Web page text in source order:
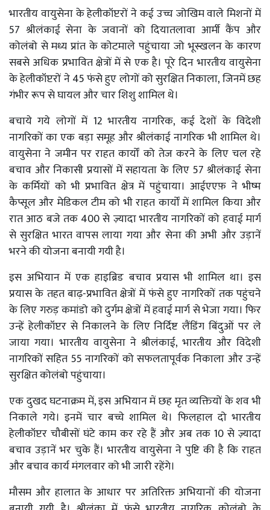
भारतीय वायुसेना के हेलीकॉप्टरों ने कई उच्च जोखिम वाले मिशनों में
57 श्रीलंकाई सेना के जवानों को दियातलावा आर्मी कैंप और
कोलंबो से मध्य प्रांत के कोटमाले पहुंचाया जो भूस्खलन के कारण
सबसे अधिक प्रभावित क्षेत्रों में से एक है। पूरे दिन भारतीय वायुसेना
के हेलीकॉप्टरों ने 45 फंसे हुए लोगों को सुरक्षित निकाला, जिनमें छह
गंभीर रूप से घायल और चार शिशु शामिल थे।
बचाये गये लोगों में 12 भारतीय नागरिक, कई देशों के विदेशी
नागरिकों का एक बड़ा समूह और श्रीलंकाई नागरिक भी शामिल थे।
वायुसेना ने जमीन पर राहत कार्यों को तेज करने के लिए चल रहे
बचाव और निकासी प्रयासों में सहायता के लिए 57 श्रीलंकाई सेना
के कर्मियों को भी प्रभावित क्षेत्र में पहुंचाया। आईएएफ़ ने भीष्म
कैप्सूल और मेडिकल टीम को भी राहत कार्यों में शामिल किया और
रात आठ बजे तक 400 से ज़्यादा भारतीय नागरिकों को हवाई मार्ग
से सुरक्षित भारत वापस लाया गया और सेना की अभी और उड़ानें
भरने की योजना बनायी गयी है।
इस अभियान में एक हाइब्रिड बचाव प्रयास भी शामिल था। इस
प्रयास के तहत बाढ़-प्रभावित क्षेत्रों में फंसे हुए नागरिकों तक पहुंचने
के लिए गरुड़ कमांडो को दुर्गम क्षेत्रों में हवाई मार्ग से भेजा गया। फिर
उन्हें हेलीकॉप्टर से निकालने के लिए निर्दिष्ट लैंडिंग बिंदुओं पर ले
जाया गया। भारतीय वायुसेना ने श्रीलंकाई, भारतीय और विदेशी
नागरिकों सहित 55 नागरिकों को सफलतापूर्वक निकाला और उन्हें
सुरक्षित कोलंबो पहुंचाया।
एक दुखद घटनाक्रम में, इस अभियान में छह मृत व्यक्तियों के शव भी
निकाले गये। इनमें चार बच्चे शामिल थे। फिलहाल दो भारतीय
हेलीकॉप्टर चौबीसों घंटे काम कर रहे हैं और अब तक 10 से ज़्यादा
बचाव उड़ानें भर चुके हैं। भारतीय वायुसेना ने पुष्टि की है कि राहत
और बचाव कार्य मंगलवार को भी जारी रहेंगे।
मौसम और हालात के आधार पर अतिरिक्त अभियानों की योजना